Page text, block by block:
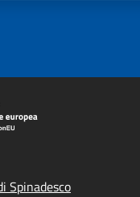
Spinadesco